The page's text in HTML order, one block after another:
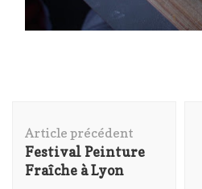
d'article
Article précédent
Festival Peinture
Fraîche à Lyon